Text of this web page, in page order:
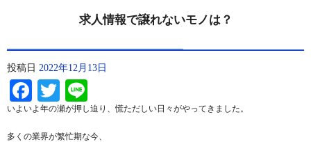
求人情報で譲れないモノは？
投稿日 2022年12月13日
Facebook
Twitter
いよいよ年の瀬が押し迫り、慌ただしい日々がやってきました。
多くの業界が繁忙期な今、